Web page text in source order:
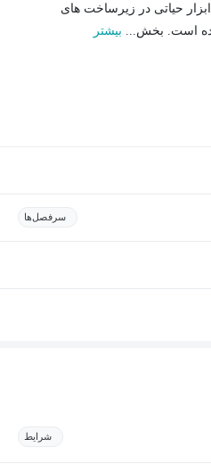
حیاتی در زیرساخت های
بیشتر
سرفصل‌ها
شرایط